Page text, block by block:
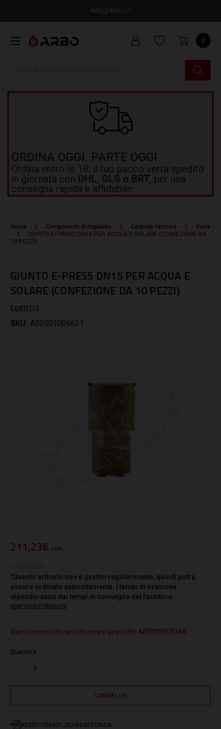
INFO@ARBO.IT
0
ORDINA OGGI. PARTE OGGI
Ordina entro le 18: il tuo pacco verrà spedito
in giornata con DHL, GLS o BRT, per una
consegna rapida e affidabile.
Home Componenti di impianto Centrale termica
Varie
GIUNTO E-PRESS DN15 PER ACQUA E SOLARE (CONFEZIONE DA
10 PEZZI)
GIUNTO E-PRESS DN15 PER ACQUA E
SOLARE (CONFEZIONE DA 10 PEZZI)
EUROTIS
SKU: A03001006621
211,23€ + IVA
SU RICHIESTA
"Questo articolo non è gestito regolarmente, quindi potrà
essere ordinato appositamente. I tempi di evasione
dipenderanno dai tempi di consegna del fornitore.
VERIFICA DISPONIBILITÀ
Questo prodotto sostituisce il prodotto A03000505188
Quantità
A03001006621_SCHEDATECNICA